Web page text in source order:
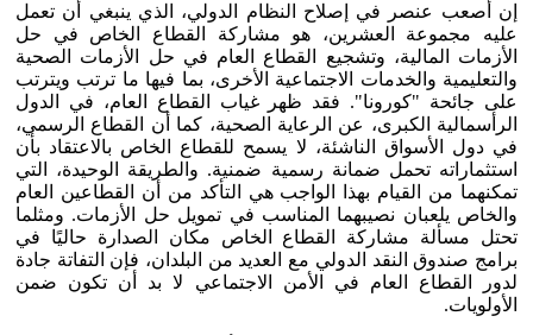
إن أصعب عنصر في إصلاح النظام الدولي، الذي ينبغي أن تعمل
عليه مجموعة العشرين، هو مشاركة القطاع الخاص في حل
الأزمات المالية، وتشجيع القطاع العام في حل الأزمات الصحية
والتعليمية والخدمات الاجتماعية الأخرى، بما فيها ما ترتب ويترتب
على جائحة "كورونا". فقد ظهر غياب القطاع العام، في الدول
الرأسمالية الكبرى، عن الرعاية الصحية، كما أن القطاع الرسمي،
في دول الأسواق الناشئة، لا يسمح للقطاع الخاص بالاعتقاد بأن
استثماراته تحمل ضمانة رسمية ضمنية. والطريقة الوحيدة، التي
تمكنهما من القيام بهذا الواجب هي التأكد من أن القطاعين العام
والخاص يلعبان نصيبهما المناسب في تمويل حل الأزمات. ومثلما
تحتل مسألة مشاركة القطاع الخاص مكان الصدارة حاليًا في
برامج صندوق النقد الدولي مع العديد من البلدان، فإن التفاتة جادة
لدور القطاع العام في الأمن الاجتماعي لا بد أن تكون ضمن
الأولويات.